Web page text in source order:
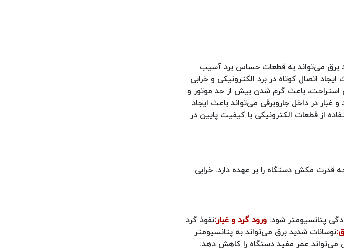
برق می‌تواند به قطعات حساس برد آسیب
اتصال کوتاه در برد الکترونیکی و خرابی
استراحت، باعث گرم شدن بیش از حد موتور و
غبار در داخل جاروبرقی می‌تواند باعث ایجاد
از قطعات الکترونیکی با کیفیت پایین در
مکش دستگاه را بر عهده دارد. خرابی
پتانسیومتر شود. ورود گرد و غبار:نفوذ گرد
نوسانات شدید برق می‌تواند به پتانسیومتر
می‌تواند عمر مفید دستگاه را کاهش دهد.